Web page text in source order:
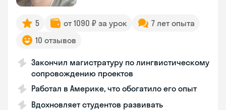
5 от 1090 ₽ за урок
7 лет опыта
10 отзывов
Закончил магистратуру по лингвистическому
сопровождению проектов
Работал в Америке, что обогатило его опыт
Вдохновляет студентов развивать